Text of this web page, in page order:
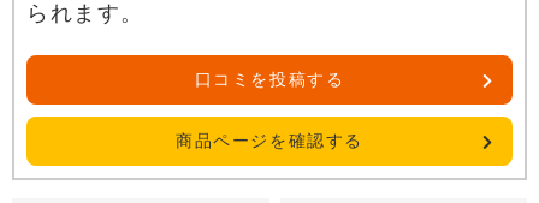
られます。
口コミを投稿する
商品ページを確認する